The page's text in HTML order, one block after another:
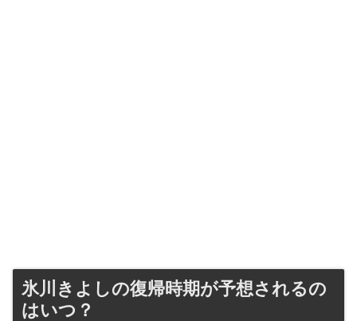
氷川きよしの復帰時期が予想されるの
はいつ？